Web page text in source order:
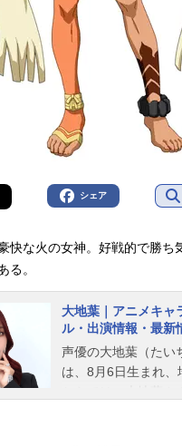
シェア
快な火の女神。好戦的で勝ち
る。
大地葉｜アニメキャ
ル・出演情報・最新
声優の大地葉（たい
は、8月6日生まれ、